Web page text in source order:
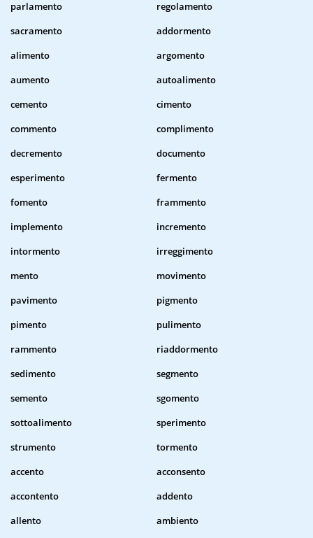
parlamento
regolamento
sacramento
addormento
alimento
argomento
aumento
autoalimento
cemento
cimento
commento
complimento
decremento
documento
esperimento
fermento
fomento
frammento
implemento
incremento
intormento
irreggimento
mento
movimento
pavimento
pigmento
pimento
pulimento
rammento
riaddormento
sedimento
segmento
semento
sgomento
sottoalimento
sperimento
strumento
tormento
accento
acconsento
accontento
addento
allento
ambiento